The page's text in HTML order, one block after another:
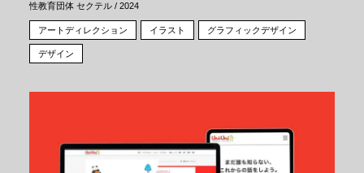
性教育団体 セクテル / 2024
アートディレクション イラスト グラフィックデザイン
デザイン